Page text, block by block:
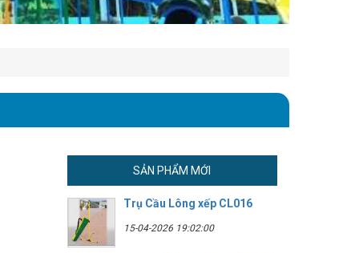
SẢN PHẨM MỚI
Trụ Cầu Lông xếp CL016
15-04-2026 19:02:00